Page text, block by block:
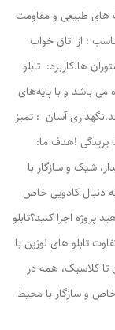
های طبیعی و مقاومت
: از اتاق خواب
ها.کاربرد: تابلو
می باشد و با پایه‌های
آسان : تمیز
پریدگی !هدف ما:
شیک و سازگار با
دنبال کادویی خاص
پروژه اجرا کنید؟تابلو
تابلو های لوژين با
تا کلاسیک، همه در
خاص و سازگار با محیط